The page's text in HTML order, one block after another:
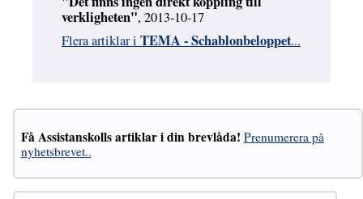
verkligheten", 2013-10-17
Flera artiklar i TEMA - Schablonbeloppet...
Få Assistanskolls artiklar i din brevlåda! Prenumerera på
nyhetsbrevet..